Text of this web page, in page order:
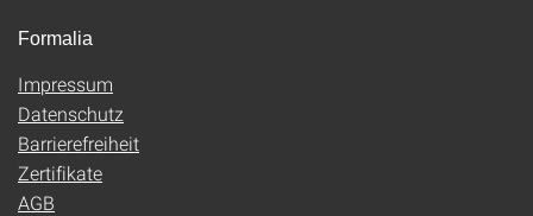
Formalia
Impressum
Datenschutz
Barrierefreiheit
Zertifikate
AGB